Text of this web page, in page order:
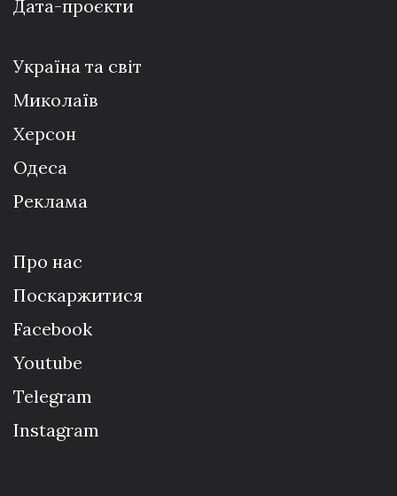
Дата-проєкти
Україна та світ
Миколаїв
Херсон
Одеса
Реклама
Про нас
Поскаржитися
Facebook
Youtube
Telegram
Instagram